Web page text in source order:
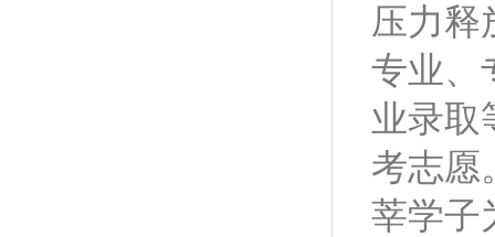
压力释
专业、
业录取
考志愿
莘学子